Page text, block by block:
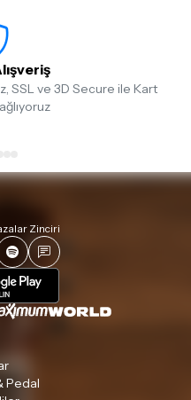
SSL ve 3D Secure ile Kart
Zinciri
Pedal